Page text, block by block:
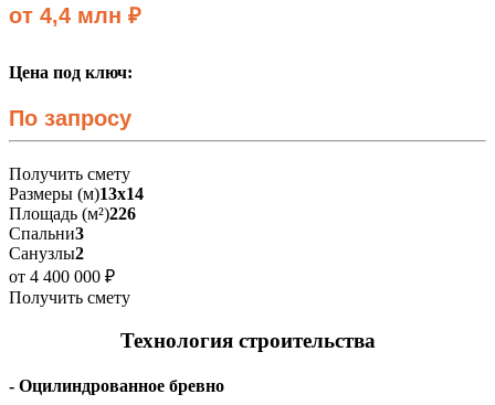
от 4,4 млн ₽
Цена под ключ:
По запросу
Получить смету
Размеры (м)13х14
Площадь (м²)226
Спальни3
Санузлы2
от 4 400 000 ₽
Получить смету
Технология строительства
- Оцилиндрованное бревно